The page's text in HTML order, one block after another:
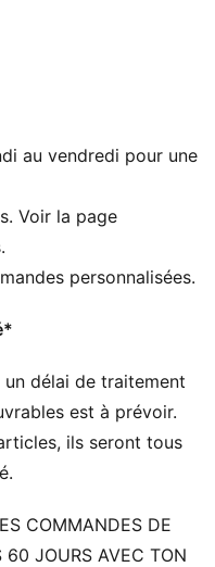
rétro du plus bel
au vendredi pour une
Voir la page
personnalisées.
délai de traitement
est à prévoir.
ils seront tous
COMMANDES DE
60 JOURS AVEC TON